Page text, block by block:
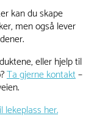
kan du skape
men også lever
eller hjelp til
Ta gjerne kontakt–
lekeplass her.